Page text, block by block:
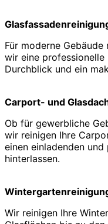
Für moderne
wir eine professionelle
Durchblick und ein
Carport- und
Ob für gewerbliche
wir reinigen Ihre
einen einladenden
hinterlassen.
Wir reinigen Ihre